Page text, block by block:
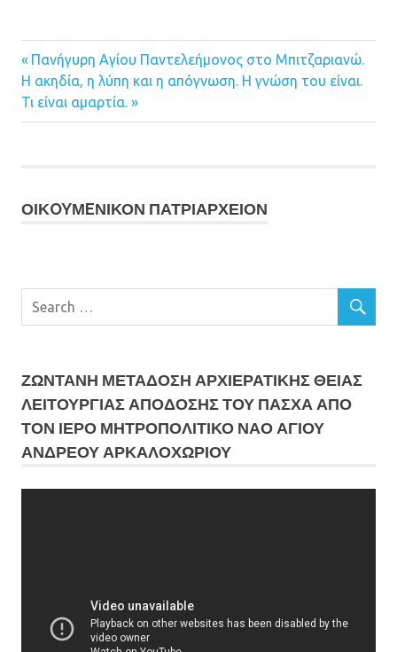
Πλοήγηση
άρθρων
Previous
Post:
Πανήγυρη Αγίου Παντελεήμονος στο Μπιτζαριανώ.
Next
Post:
Η ακηδία, η λύπη και η απόγνωση. Η γνώση του είναι.
Τι είναι αμαρτία.
ΟΙΚOYΜEΝΙΚΟΝ ΠΑΤΡΙΑΡΧΕΙΟΝ
ΖΩΝΤΑΝΗ ΜΕΤΆΔΟΣΗ ΑΡΧΙΕΡΑΤΙΚΗΣ ΘΕΙΑΣ
ΛΕΙΤΟΥΡΓΙΑΣ ΑΠΟΔΟΣΗΣ ΤΟΥ ΠΑΣΧΑ ΑΠΟ
ΤΟΝ ΙΕΡΟ ΜΗΤΡΟΠΟΛΙΤΙΚΟ ΝΑΟ ΑΓΙΟΥ
ΑΝΔΡΕΟΥ ΑΡΚΑΛΟΧΩΡΙΟΥ